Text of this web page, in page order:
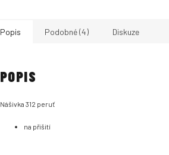
Popis Podobné (4) Diskuze
POPIS
Nášivka 312 peruť
na přišití